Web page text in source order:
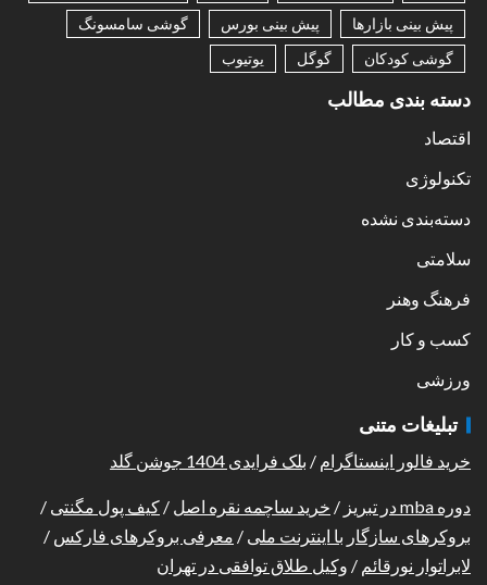
پیش بینی بازارها
پیش بینی بورس
گوشی سامسونگ
گوشی کودکان
گوگل یوتیوب
دسته بندی مطالب
اقتصاد
تکنولوژی
دسته‌بندی نشده
سلامتی
فرهنگ وهنر
کسب و کار
ورزشی
تبلیغات متنی
خرید فالور اینستاگرام / بلک فرایدی 1404 جوشن گلد
دوره mba در تبریز / خرید ساچمه نقره اصل / کیف پول مگنتی /
بروکرهای سازگار با اینترنت ملی / معرفی بروکرهای فارکس /
لابراتوار نورقائم / وکیل طلاق توافقی در تهران